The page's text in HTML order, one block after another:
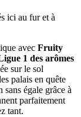
ici au fur et à
avec Fruity
1 des arômes
sur le sol
palais en quête
égale grâce à
parfaitement
tant.